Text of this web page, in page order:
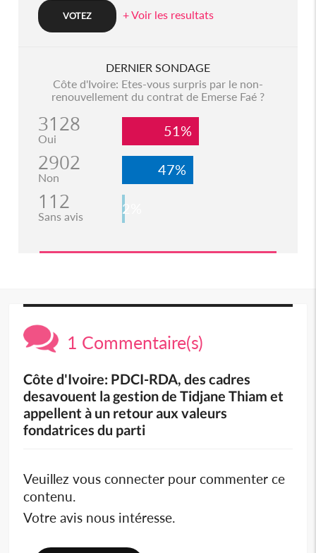
+ Voir les resultats
DERNIER SONDAGE
Côte d'Ivoire: Etes-vous surpris par le non-
renouvellement du contrat de Emerse Faé ?
3128
Oui 51%
2902
Non 47%
112
Sans avis 2%
1 Commentaire(s)
Côte d'Ivoire: PDCI-RDA, des cadres
desavouent la gestion de Tidjane Thiam et
appellent à un retour aux valeurs
fondatrices du parti
Veuillez vous connecter pour commenter ce
contenu.
Votre avis nous intéresse.